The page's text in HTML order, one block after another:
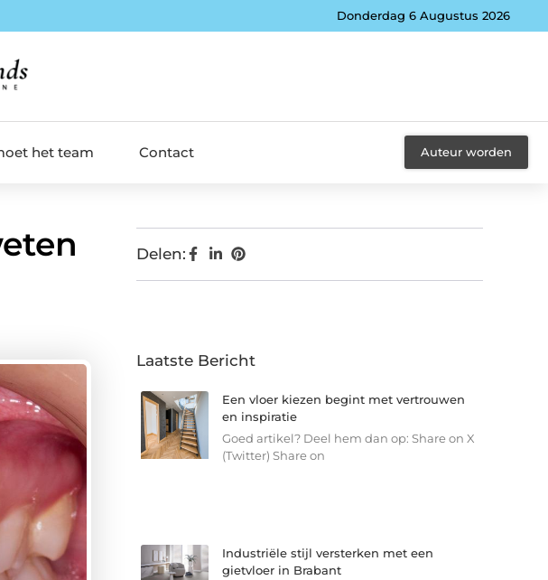
Donderdag 6 Augustus 2026
het team Contact Auteur worden
Delen:
Laatste Bericht
Een vloer kiezen begint met vertrouwen
en inspiratie
Goed artikel? Deel hem dan op: Share on X
(Twitter) Share on
Industriële stijl versterken met een
gietvloer in Brabant